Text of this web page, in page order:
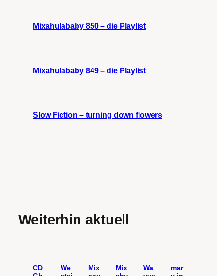
Mixahulababy 850 – die Playlist
Mixahulababy 849 – die Playlist
Slow Fiction – turning down flowers
Weiterhin aktuell
CD
We
Mix
Mix
Wa
mar